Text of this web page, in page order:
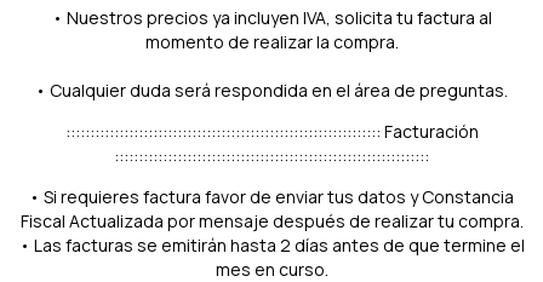
• Nuestros precios ya incluyen IVA, solicita tu factura al
momento de realizar la compra.
• Cualquier duda será respondida en el área de preguntas.
::::::::::::::::::::::::::::::::::::::::::::::::::::::::::::::::: Facturación
:::::::::::::::::::::::::::::::::::::::::::::::::::::::::::::::::
• Si requieres factura favor de enviar tus datos y Constancia
Fiscal Actualizada por mensaje después de realizar tu compra.
• Las facturas se emitirán hasta 2 días antes de que termine el
mes en curso.